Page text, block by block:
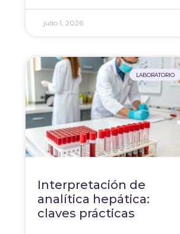
julio 1, 2026
LABORATORIO
Interpretación de
analítica hepática:
claves prácticas